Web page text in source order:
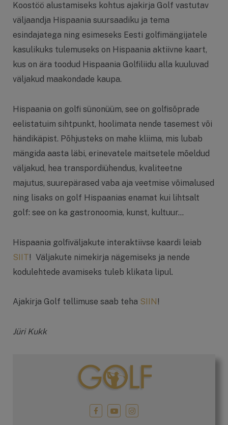
Koostöö alustamiseks kohtus ajakirja Golf vastutav
väljaandja Hispaania suursaadiku ja tema
esindajatega ning esimeseks Eesti golfimängijatele
kasulikuks tulemuseks on Hispaania aktiivne kaart,
kus on ära toodud Hispaania Golfiliidu alla kuuluvad
väljakud maakondade kaupa.
Hispaania on golfi sünonüüm, see on golfisõprade
eelistatuim sihtpunkt, hoolimata nende tasemest või
händikäpist. Põhjusteks on mahe kliima, mis lubab
mängida aasta läbi, erinevatele maitsetele mõeldud
väljakud, hea transpordiühendus, kvaliteetne
majutus, suurepärased vaba aja veetmise võimalused
ning lisaks on golf Hispaanias enamat kui lihtsalt
golf: see on ka gastronoomia, kunst, kultuur…
Hispaania golfiväljakute interaktiivse kaardi leiab
SIIT! Väljakute nimekirja nägemiseks ja nende
kodulehtede avamiseks tuleb klikata lipul.
Ajakirja Golf tellimuse saab teha SIIN !
Jüri Kukk